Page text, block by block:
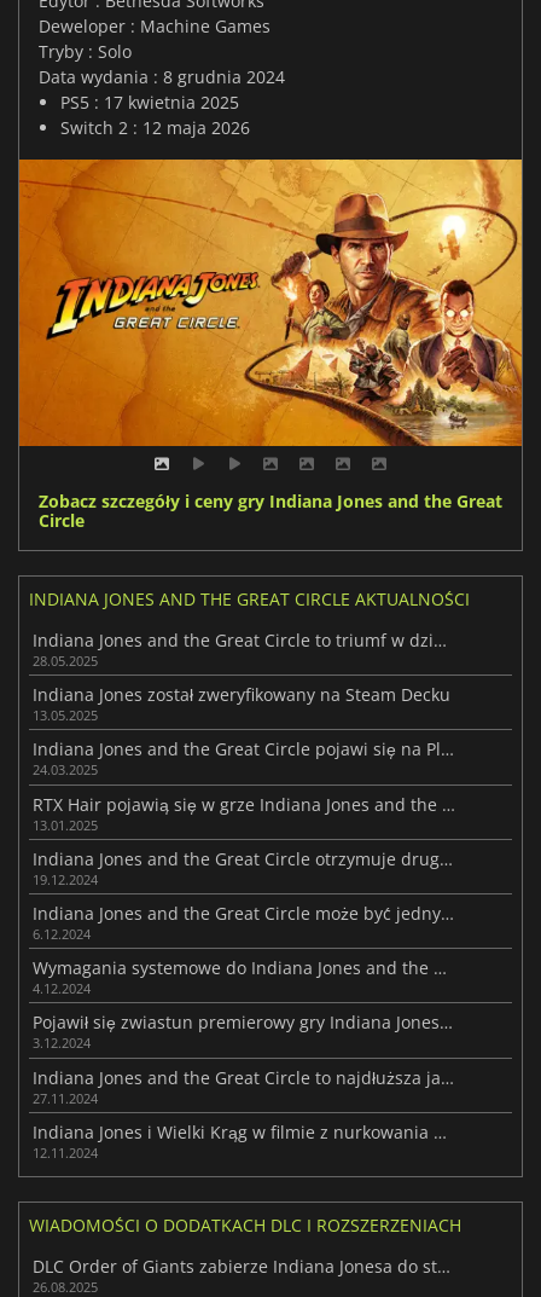
Deweloper : Machine Games
Tryby : Solo
Data wydania : 8 grudnia 2024
PS5 : 17 kwietnia 2025
Switch 2 : 12 maja 2026
Zobacz szczegóły i ceny gry Indiana Jones and the Great
Circle
INDIANA JONES AND THE GREAT CIRCLE AKTUALNOŚCI
Indiana Jones and the Great Circle to triumf w dziedzinie gier na licencji
28.05.2025
Indiana Jones został zweryfikowany na Steam Decku
13.05.2025
Indiana Jones and the Great Circle pojawi się na PlayStation 5 17 kwietnia
24.03.2025
RTX Hair pojawią się w grze Indiana Jones and the Great Circle
13.01.2025
Indiana Jones and the Great Circle otrzymuje drugą dużą łatkę
19.12.2024
Indiana Jones and the Great Circle może być jednym z najlepszych tytułów 2024 roku
6.12.2024
Wymagania systemowe do Indiana Jones and the Great Circle na PC ujawnione
4.12.2024
Pojawił się zwiastun premierowy gry Indiana Jones and the Great Circle
3.12.2024
Indiana Jones and the Great Circle to najdłuższa jak dotąd gra MachineGames
27.11.2024
Indiana Jones i Wielki Krąg w filmie z nurkowania głębinowego
12.11.2024
WIADOMOŚCI O DODATKACH DLC I ROZSZERZENIACH
DLC Order of Giants zabierze Indiana Jonesa do starożytnego Rzymu jesienią
26.08.2025